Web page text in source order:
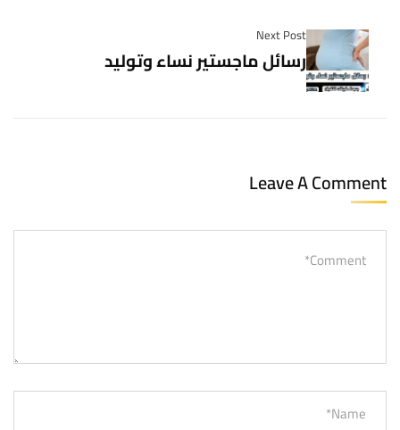
Next Post
رسائل ماجستير نساء وتوليد
Leave A Comment